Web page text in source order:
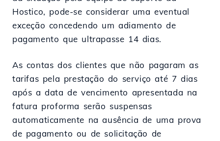
Hostico, pode-se considerar uma eventual
exceção concedendo um adiamento de
pagamento que ultrapasse 14 dias.
As contas dos clientes que não pagaram as
tarifas pela prestação do serviço até 7 dias
após a data de vencimento apresentada na
fatura proforma serão suspensas
automaticamente na ausência de uma prova
de pagamento ou de solicitação de